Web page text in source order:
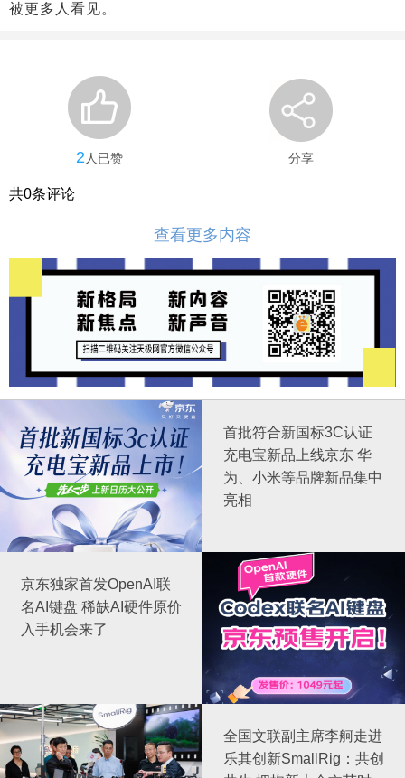
被更多人看见。
2人已赞 分享
共0条评论
查看更多内容
首批符合新国标3C认证
充电宝新品上线京东 华
为、小米等品牌新品集中
亮相
京东独家首发OpenAI联
名AI键盘 稀缺AI硬件原价
入手机会来了
全国文联副主席李舸走进
乐其创新SmallRig：共创